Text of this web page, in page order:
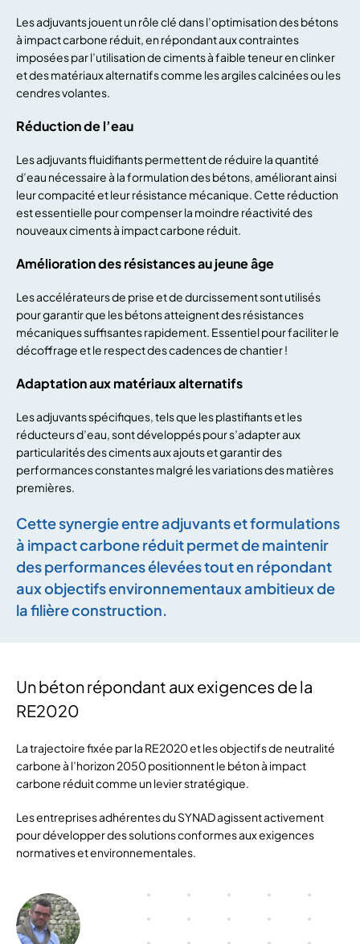
Les adjuvants jouent un rôle clé dans l’optimisation des bétons
à impact carbone réduit, en répondant aux contraintes
imposées par l’utilisation de ciments à faible teneur en clinker
et des matériaux alternatifs comme les argiles calcinées ou les
cendres volantes.
Réduction de l’eau
Les adjuvants fluidifiants permettent de réduire la quantité
d’eau nécessaire à la formulation des bétons, améliorant ainsi
leur compacité et leur résistance mécanique. Cette réduction
est essentielle pour compenser la moindre réactivité des
nouveaux ciments à impact carbone réduit.
Amélioration des résistances au jeune âge
Les accélérateurs de prise et de durcissement sont utilisés
pour garantir que les bétons atteignent des résistances
mécaniques suffisantes rapidement. Essentiel pour faciliter le
décoffrage et le respect des cadences de chantier !
Adaptation aux matériaux alternatifs
Les adjuvants spécifiques, tels que les plastifiants et les
réducteurs d’eau, sont développés pour s’adapter aux
particularités des ciments aux ajouts et garantir des
performances constantes malgré les variations des matières
premières.
Cette synergie entre adjuvants et formulations
à impact carbone réduit permet de maintenir
des performances élevées tout en répondant
aux objectifs environnementaux ambitieux de
la filière construction.
Un béton répondant aux exigences de la
RE2020
La trajectoire fixée par la RE2020 et les objectifs de neutralité
carbone à l’horizon 2050 positionnent le béton à impact
carbone réduit comme un levier stratégique.
Les entreprises adhérentes du SYNAD agissent activement
pour développer des solutions conformes aux exigences
normatives et environnementales.